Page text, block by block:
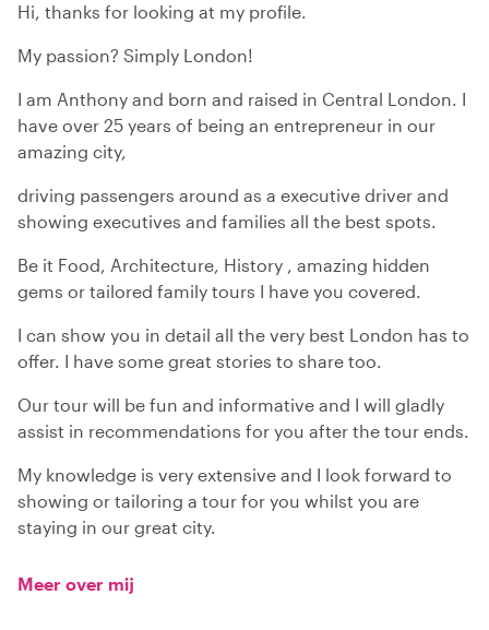
Hi, thanks for looking at my profile.
My passion? Simply London!
I am Anthony and born and raised in Central London. I
have over 25 years of being an entrepreneur in our
amazing city,
driving passengers around as a executive driver and
showing executives and families all the best spots.
Be it Food, Architecture, History , amazing hidden
gems or tailored family tours I have you covered.
I can show you in detail all the very best London has to
offer. I have some great stories to share too.
Our tour will be fun and informative and I will gladly
assist in recommendations for you after the tour ends.
My knowledge is very extensive and I look forward to
showing or tailoring a tour for you whilst you are
staying in our great city.
Meer over mij